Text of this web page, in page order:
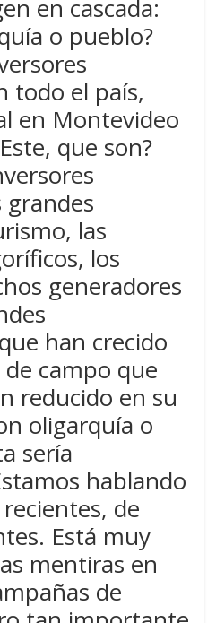
en cascada:
o pueblo?
todo el país,
en Montevideo
que son?
las
los
generadores
han crecido
campo que
reducido en su
oligarquía o
sería
hablando
de
Está muy
mentiras en
de